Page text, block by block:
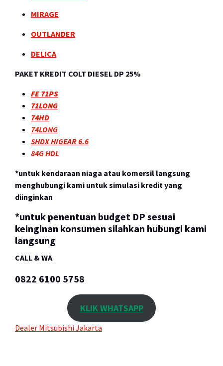
MIRAGE
OUTLANDER
DELICA
PAKET KREDIT COLT DIESEL DP 25%
FE 71PS
71LONG
74HD
74LONG
SHDX HIGEAR 6.6
84G HDL
*untuk kendaraan niaga atau komersil langsung
menghubungi kami untuk simulasi kredit yang
diinginkan
*untuk penentuan budget DP sesuai
keinginan konsumen silahkan hubungi kami
langsung
CALL & WA
0822 6100 5758
KLIK WHATSAPP
Dealer Mitsubishi Jakarta